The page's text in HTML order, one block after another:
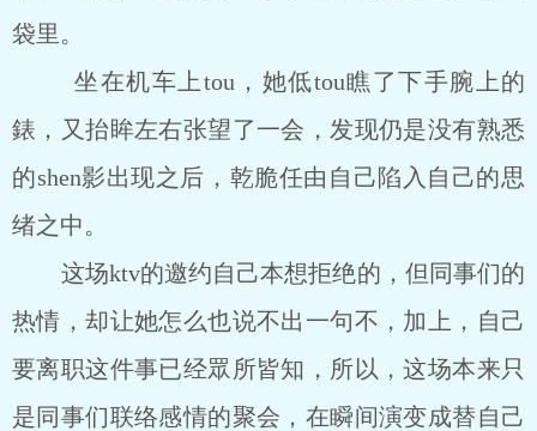
袋里。
坐在机车上tou，她低tou瞧了下手腕上的
錶，又抬眸左右张望了一会，发现仍是没有熟悉
的shen影出现之后，乾脆任由自己陷入自己的思
绪之中。
这场ktv的邀约自己本想拒绝的，但同事们的
热情，却让她怎么也说不出一句不，加上，自己
要离职这件事已经眾所皆知，所以，这场本来只
是同事们联络感情的聚会，在瞬间演变成替自己